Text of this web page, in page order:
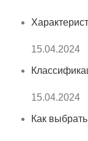
15.04.2024
15.04.2024
Как